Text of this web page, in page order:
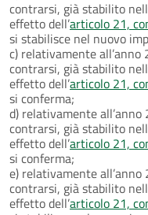
contrarsi, già stabilito
effetto dell’articolo 21,
si stabilisce nel nuovo
c) relativamente
contrarsi, già stabilito
effetto dell’articolo 21,
si conferma;
d) relativamente
contrarsi, già stabilito
effetto dell’articolo 21,
si conferma;
e) relativamente
contrarsi, già stabilito
effetto dell’articolo 21,